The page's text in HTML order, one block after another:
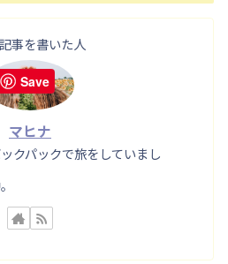
事を書いた人
マヒナ
クパックで旅をしていまし
Save